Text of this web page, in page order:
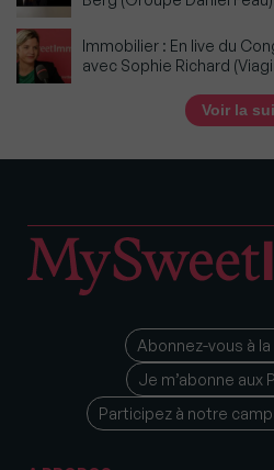
Immobilier : En live du
avec Sophie Richard
Voir la
Abonnez-vous à
Je m’abonne aux
Participez à notre